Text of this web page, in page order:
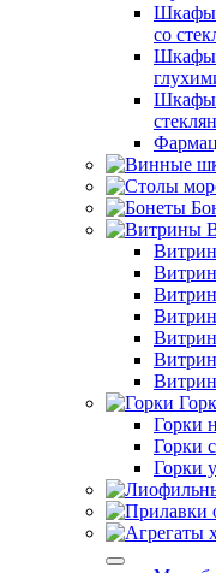
Шкафы
со
Шкафы
Шкафы
Горки
Горки
Горки